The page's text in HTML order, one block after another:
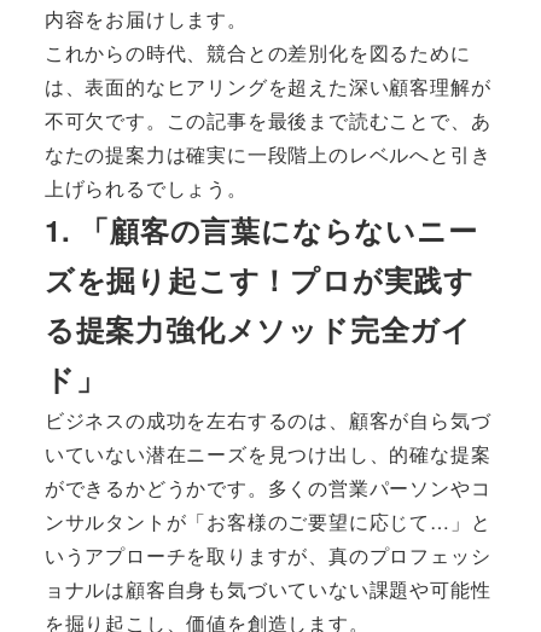
内容をお届けします。
これからの時代、競合との差別化を図るために
は、表面的なヒアリングを超えた深い顧客理解が
不可欠です。この記事を最後まで読むことで、あ
なたの提案力は確実に一段階上のレベルへと引き
上げられるでしょう。
1. 「顧客の言葉にならないニー
ズを掘り起こす！プロが実践す
る提案力強化メソッド完全ガイ
ド」
ビジネスの成功を左右するのは、顧客が自ら気づ
いていない潜在ニーズを見つけ出し、的確な提案
ができるかどうかです。多くの営業パーソンやコ
ンサルタントが「お客様のご要望に応じて…」と
いうアプローチを取りますが、真のプロフェッシ
ョナルは顧客自身も気づいていない課題や可能性
を掘り起こし、価値を創造します。